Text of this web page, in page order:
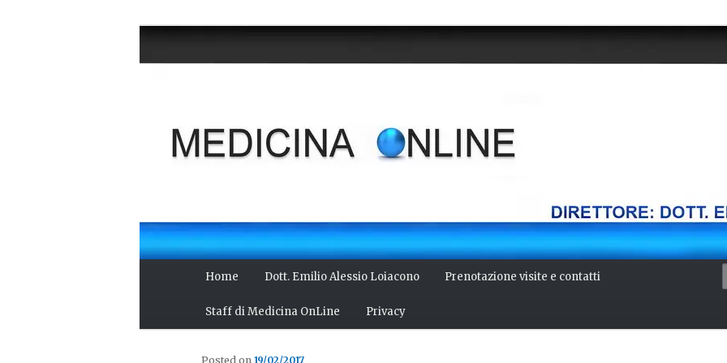
Home Dott. Emilio Alessio Loiacono Prenotazione visite e contatti
Staff di Medicina OnLine Privacy
Posted on 19/02/2017